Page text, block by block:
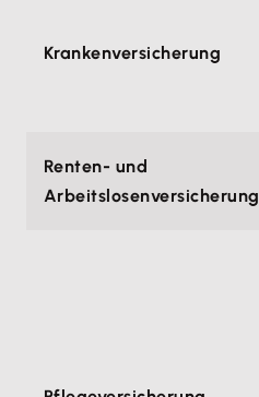
Krankenversicherung
Renten- und
Arbeitslosenversicherung